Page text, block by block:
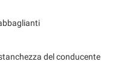
del conducente